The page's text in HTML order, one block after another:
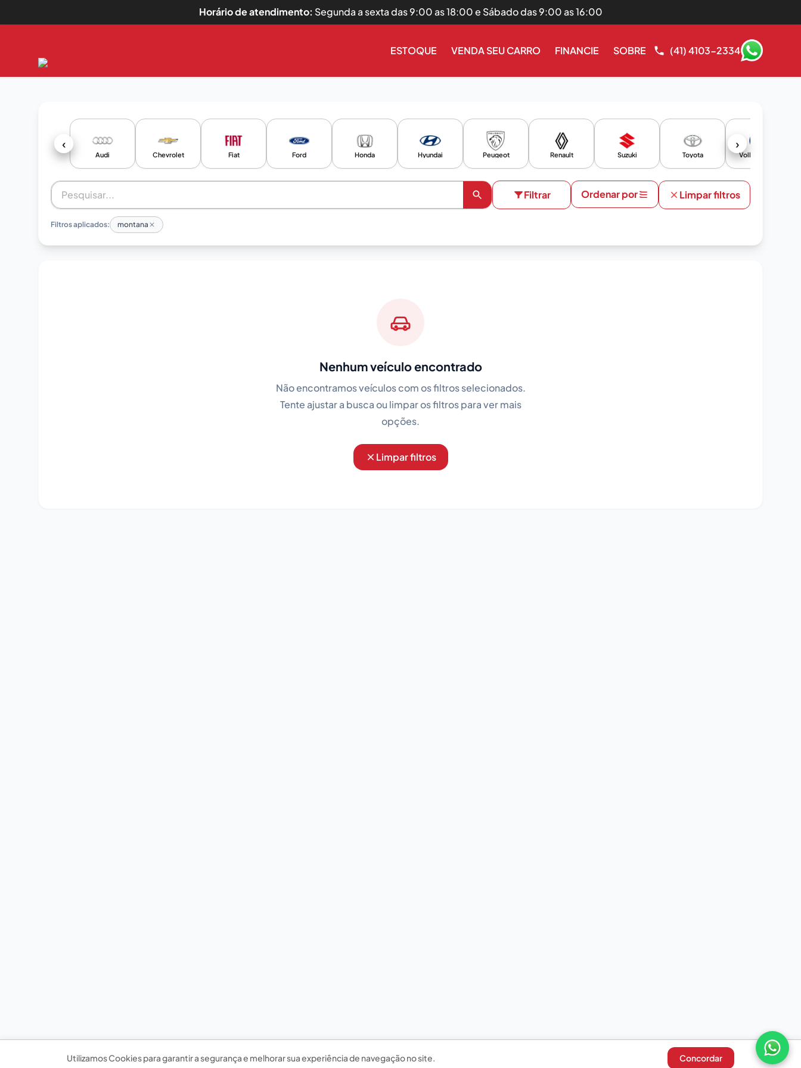
Horário de atendimento: Segunda a sexta das 9:00 as 18:00 e Sábado das 9:00 as 16:00
ESTOQUE VENDA SEU CARRO FINANCIE SOBRE (41) 4103-2334
‹ ›
Audi Chevrolet Fiat Ford Honda Hyundai Peugeot Renault Suzuki Toyota Volkswagen
Filtrar Ordenar por Limpar filtros
Filtros aplicados: montana
Nenhum veículo encontrado
Não encontramos veículos com os filtros selecionados.
Tente ajustar a busca ou limpar os filtros para ver mais
opções.
Limpar filtros
Utilizamos Cookies para garantir a segurança e melhorar sua experiência de navegação no site. Concordar